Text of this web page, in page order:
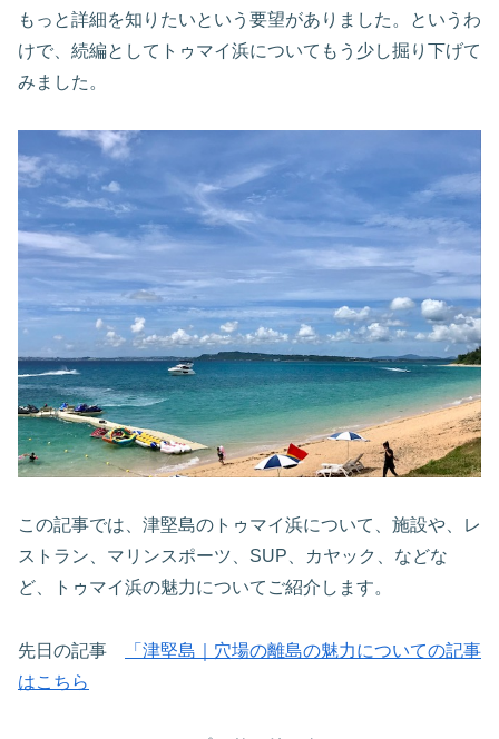
もっと詳細を知りたいという要望がありました。というわ
けで、続編としてトゥマイ浜についてもう少し掘り下げて
みました。
この記事では、津堅島のトゥマイ浜について、施設や、レ
ストラン、マリンスポーツ、SUP、カヤック、などな
ど、トゥマイ浜の魅力についてご紹介します。
先日の記事
「津堅島｜穴場の離島の魅力についての記事
はこちら